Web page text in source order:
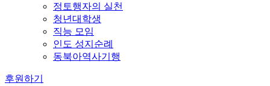
정토행자의 실천
청년대학생
직능 모임
인도 성지순례
동북아역사기행
후원하기